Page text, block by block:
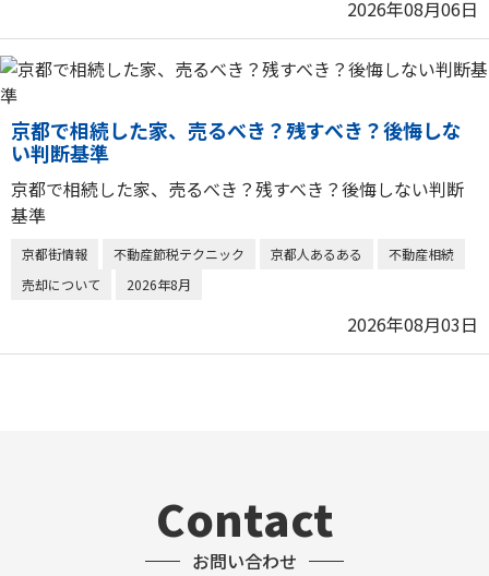
2026年08月06日
京都で相続した家、売るべき？残すべき？後悔しな
い判断基準
京都で相続した家、売るべき？残すべき？後悔しない判断
基準
京都街情報 不動産節税テクニック 京都人あるある
不動産相続
売却について
2026年8月
2026年08月03日
Contact
お問い合わせ